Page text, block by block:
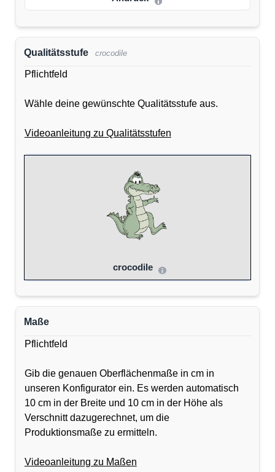
Qualitätsstufe crocodile
Pflichtfeld
Wähle deine gewünschte Qualitätsstufe aus.
Videoanleitung zu Qualitätsstufen
crocodile
Maße
Pflichtfeld
Gib die genauen Oberflächenmaße in cm in
unseren Konfigurator ein. Es werden automatisch
10 cm in der Breite und 10 cm in der Höhe als
Verschnitt dazugerechnet, um die
Produktionsmaße zu ermitteln.
Videoanleitung zu Maßen